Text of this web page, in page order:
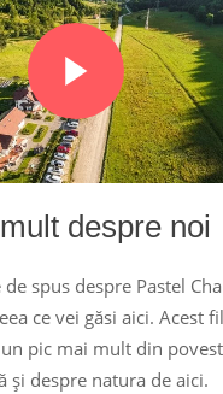
despre noi
spus despre Pastel
ce vei găsi aici. Acest
pic mai mult din
și despre natura de aici.